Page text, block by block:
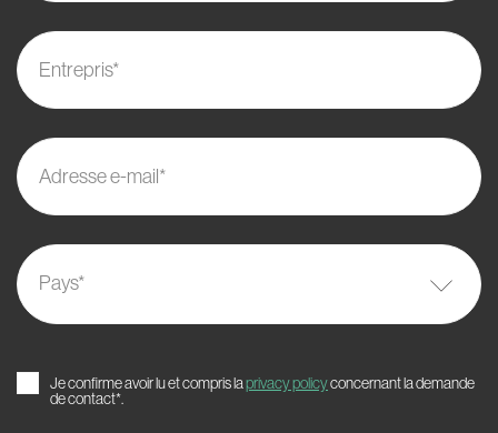
Entrepris*
Adresse e-mail*
Pays*
Je confirme avoir lu et compris laprivacy policyconcernant la demande
de contact*.